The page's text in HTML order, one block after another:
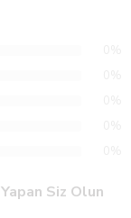
Siz Olun